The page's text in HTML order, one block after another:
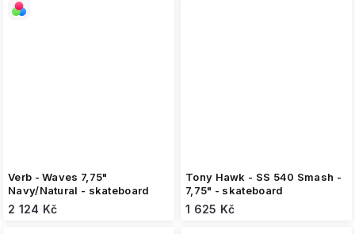
Verb - Waves 7,75"
Navy/Natural - skateboard
2 124 Kč
Tony Hawk - SS 540 Smash -
7,75" - skateboard
1 625 Kč